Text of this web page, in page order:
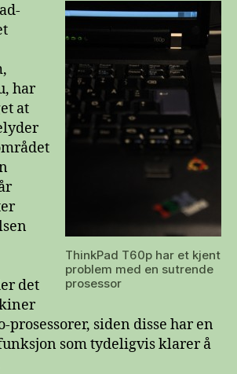
ThinkPad T60p har et kjent
problem med en sutrende
prosessor
har
at
det
prosessorer, siden disse har en
som tydeligvis klarer å